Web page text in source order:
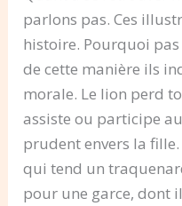
parlons pas. Ces
histoire. Pourquoi
de cette manière ils
morale. Le lion perd
assiste ou participe
prudent envers la fille.
qui tend un
pour une garce, dont